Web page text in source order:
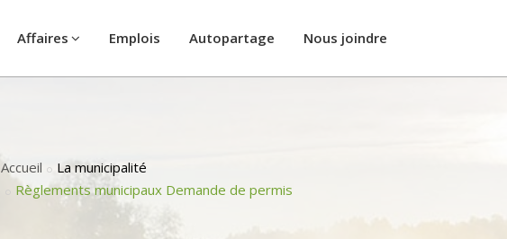
Affaires Emplois Autopartage Nous joindre
Accueil
La municipalité
Règlements municipaux Demande de permis